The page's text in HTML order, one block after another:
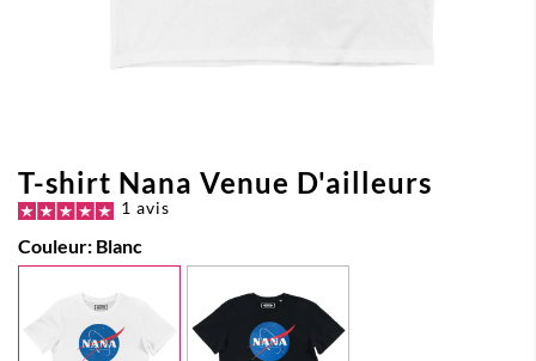
T-shirt Nana Venue D'ailleurs
1 avis
Couleur: Blanc